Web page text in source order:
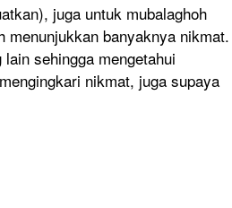
juga untuk mubalaghoh
menunjukkan banyaknya nikmat.
sehingga mengetahui
nikmat, juga supaya